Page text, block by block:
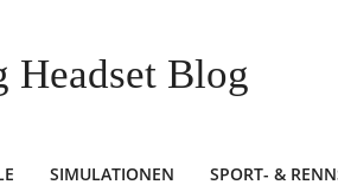
Headset Blog
SIMULATIONEN SPORT- &